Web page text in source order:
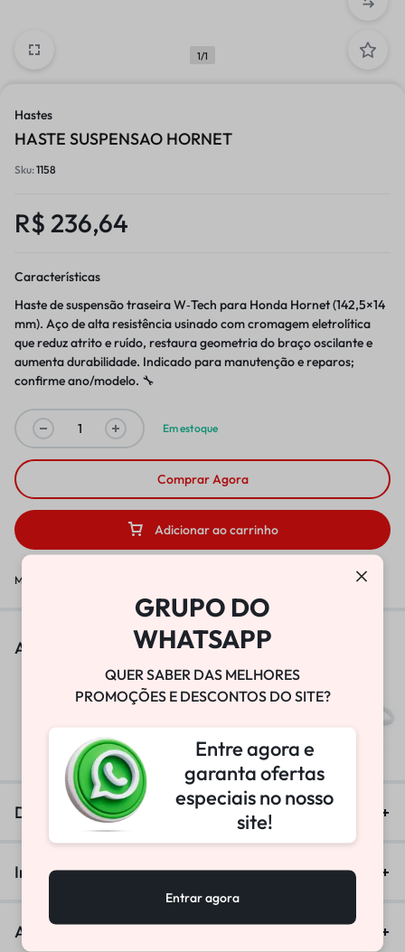
1/1
Hastes
HASTE SUSPENSAO HORNET
Sku:1158
R$ 236,64
Características
Haste de suspensão traseira W‑Tech para Honda Hornet (142,5×14
mm). Aço de alta resistência usinado com cromagem eletrolítica
que reduz atrito e ruído, restaura geometria do braço oscilante e
aumenta durabilidade. Indicado para manutenção e reparos;
confirme ano/modelo. 🔧
Em estoque
Adicionar ao carrinho
Comprar Agora
Marca:
As pessoas também viram
BOMBA DE VÁCUO
R$
Descrição
Informação adicional
Avaliações (0)
GRUPO DO
WHATSAPP
QUER SABER DAS MELHORES
PROMOÇÕES E DESCONTOS DO SITE?
Entre agora e
garanta ofertas
especiais no nosso
site!
Entrar agora